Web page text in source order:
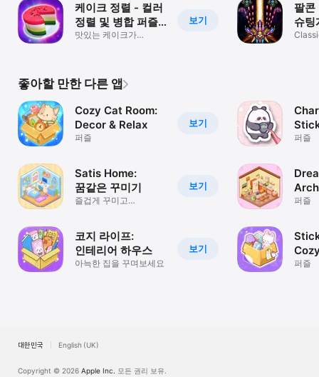
보기
케이크 정렬 - 컬러
정렬 및 병합 퍼즐
게임
맛있는 케이크가
팔콘
슈팅
좋아할 만한 다른 앱
보기
Cozy Cat Room:
Decor & Relax
퍼즐
보기
Satis Home:
꿈같은 꾸미기
즐겁게 꾸미고
보기
코지 라이프:
인테리어 하우스
아늑한 집을 꾸며보세요
퍼즐
퍼즐
퍼즐
대한민국 English (UK)
Copyright © 2026 Apple Inc. 모든 권리 보유.